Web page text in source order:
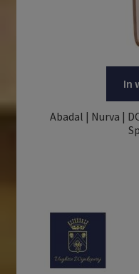
In
Abadal | Nurva |